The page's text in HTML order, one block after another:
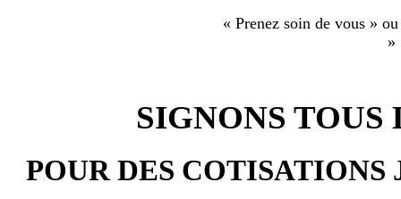
« Prenez soin de vous »
»
SIGNONS
POUR DES COTISATIONS